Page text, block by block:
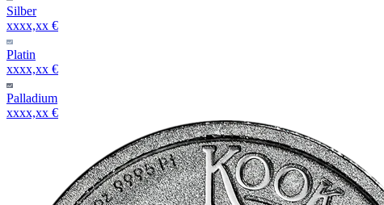
Silber
xxxx,xx €
Platin
xxxx,xx €
Palladium
xxxx,xx €